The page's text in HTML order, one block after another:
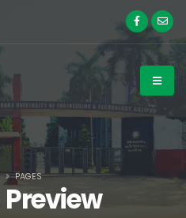
Preview
PAGES